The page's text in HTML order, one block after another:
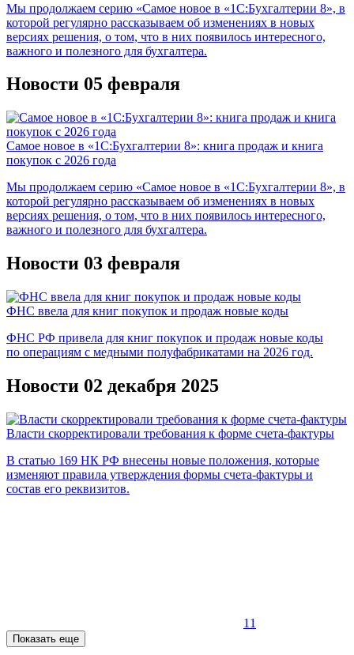
Мы продолжаем серию «Самое новое в «1С:Бухгалтерии 8», в
которой регулярно рассказываем об изменениях в новых
версиях решения, о том, что в них появилось интересного,
важного и полезного для бухгалтера.
Новости 05 февраля
Самое новое в «1С:Бухгалтерии 8»: книга продаж и книга
покупок с 2026 года
Мы продолжаем серию «Самое новое в «1С:Бухгалтерии 8», в
которой регулярно рассказываем об изменениях в новых
версиях решения, о том, что в них появилось интересного,
важного и полезного для бухгалтера.
Новости 03 февраля
ФНС ввела для книг покупок и продаж новые коды
ФНС РФ привела для книг покупок и продаж новые коды
по операциям с медными полуфабрикатами на 2026 год.
Новости 02 декабря 2025
Власти скорректировали требования к форме счета-фактуры
В статью 169 НК РФ внесены новые положения, которые
изменяют правила утверждения формы счета-фактуры и
состав его реквизитов.
11
Показать еще